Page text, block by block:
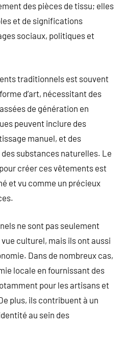
des pièces de tissu; elles
et de significations
sociaux, politiques et
traditionnels est souvent
d’art, nécessitant des
de génération en
peuvent inclure des
manuel, et des
substances naturelles. Le
créer ces vêtements est
et vu comme un précieux
ne sont pas seulement
culturel, mais ils ont aussi
Dans de nombreux cas,
locale en fournissant des
pour les artisans et
plus, ils contribuent à un
au sein des